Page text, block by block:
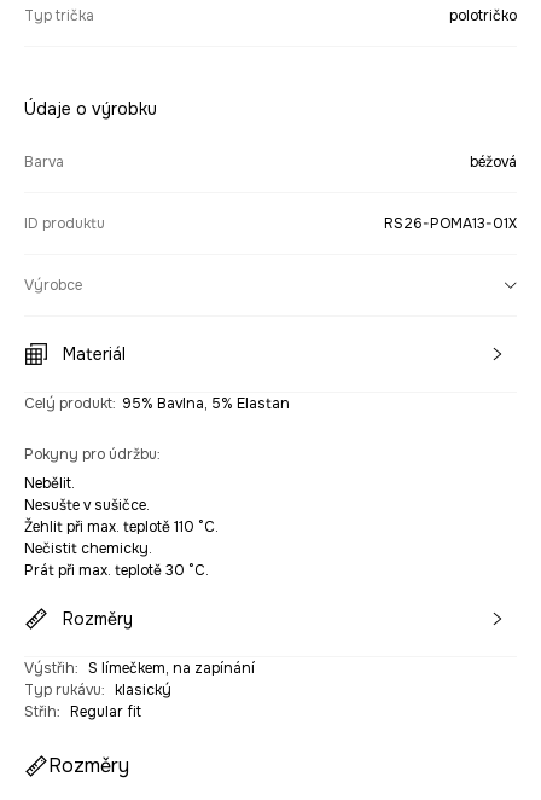
Typ trička polotričko
Údaje o výrobku
Barva béžová
ID produktu RS26-POMA13-01X
Výrobce
Materiál
Celý produkt: 95% Bavlna, 5% Elastan
Pokyny pro údržbu:
Nebělit.
Nesušte v sušičce.
Žehlit při max. teplotě 110 °C.
Nečistit chemicky.
Prát při max. teplotě 30 °C.
Rozměry
Výstřih: S límečkem, na zapínání
Typ rukávu: klasický
Střih: Regular fit
Rozměry